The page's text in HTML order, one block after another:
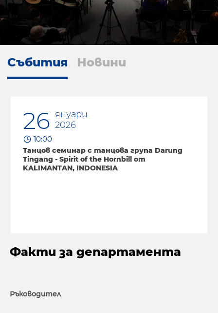
Събития Новини
26 януари
2026
10:00
Танцов семинар с танцова група Darung
Tingang - Spirit of the Hornbill от
KALIMANTAN, INDONESIA
06
февруари
2026
19:00
Театрален спектакъл „Птици“
Факти за департамента
Ръководител